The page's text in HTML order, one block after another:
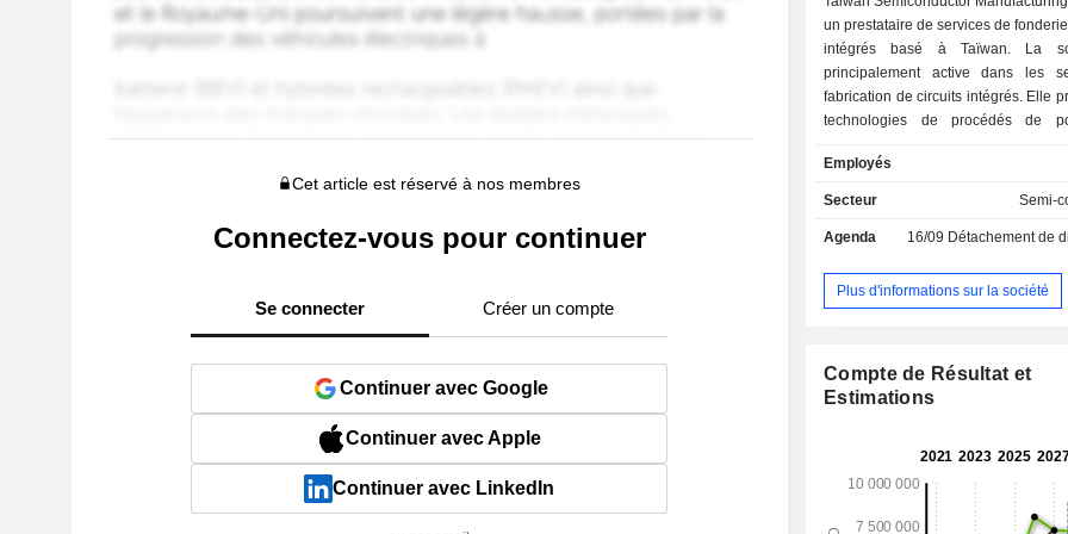
Cet article est réservé à nos membres
Connectez-vous pour continuer
Se connecter Créer un compte
Continuer avec Google
Continuer avec Apple
Continuer avec LinkedIn
un prestataire de services de
intégrés basé à Taïwan. La
principalement active dans les
fabrication de circuits intégrés. Elle
technologies de procédés de
techniques avancées de
d’empilement de silicium, ainsi
soutenant un écosystème de
à divers secteurs électroniques,
l'intelligence artificielle, le
industriels, l'informatique
applications informatiques,
appareils portables.
Employés
Secteur Semi-
Agenda 16/09 Détachement de
Plus d'informations sur la société
Compte de Résultat et
Estimations